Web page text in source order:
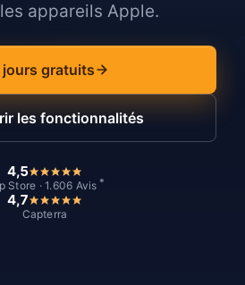
appareils Apple.
jours gratuits
les fonctionnalités
4,5
Store · 1.606 Avis *
4,7
Capterra